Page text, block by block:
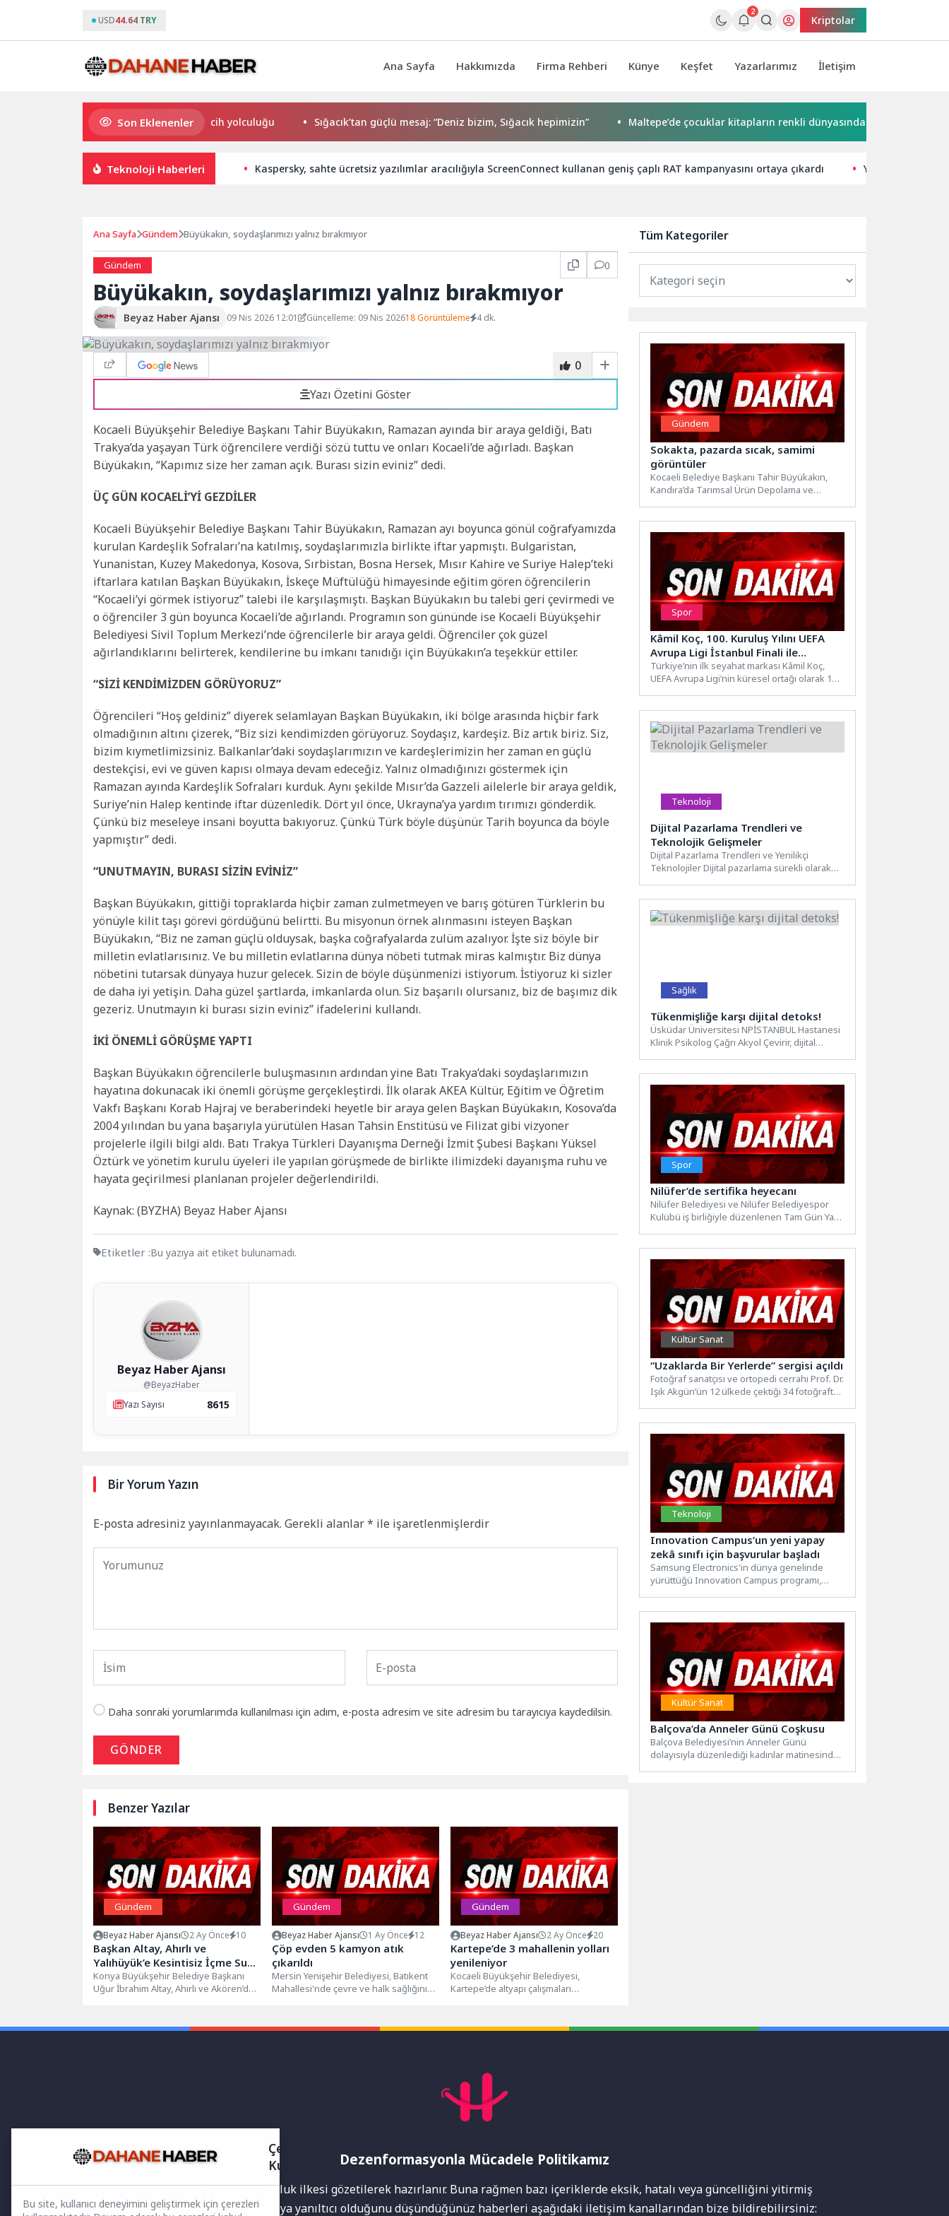
USD44.64 TRY
2
Kriptolar
Ana Sayfa Hakkımızda Firma Rehberi Künye Keşfet Yazarlarımız İletişim
Son Eklenenler
Mersin’den Kemer’e uzanan tercih yolculuğu Sığacık’tan güçlü mesaj: “Deniz bizim, Sığacık hepimizin” Maltepe’de çocuklar kitapların renkli dünyasında buluştu
Teknoloji Haberleri Kaspersky, sahte ücretsiz yazılımlar aracılığıyla ScreenConnect kullanan geniş çaplı RAT kampanyasını ortaya çıkardı Yerel İşletmeler
Ana Sayfa Gündem Büyükakın, soydaşlarımızı yalnız bırakmıyor
Gündem 0
Büyükakın, soydaşlarımızı yalnız bırakmıyor
Beyaz Haber Ajansı 09 Nis 2026 12:01 Güncelleme: 09 Nis 202618 Görüntüleme 4 dk.
0
Yazı Özetini Göster
Kocaeli Büyükşehir Belediye Başkanı Tahir Büyükakın, Ramazan ayında bir araya geldiği, Batı
Trakya’da yaşayan Türk öğrencilere verdiği sözü tuttu ve onları Kocaeli’de ağırladı. Başkan
Büyükakın, “Kapımız size her zaman açık. Burası sizin eviniz” dedi.
ÜÇ GÜN KOCAELİ’Yİ GEZDİLER
Kocaeli Büyükşehir Belediye Başkanı Tahir Büyükakın, Ramazan ayı boyunca gönül coğrafyamızda
kurulan Kardeşlik Sofraları’na katılmış, soydaşlarımızla birlikte iftar yapmıştı. Bulgaristan,
Yunanistan, Kuzey Makedonya, Kosova, Sırbistan, Bosna Hersek, Mısır Kahire ve Suriye Halep’teki
iftarlara katılan Başkan Büyükakın, İskeçe Müftülüğü himayesinde eğitim gören öğrencilerin
“Kocaeli’yi görmek istiyoruz” talebi ile karşılaşmıştı. Başkan Büyükakın bu talebi geri çevirmedi ve
o öğrenciler 3 gün boyunca Kocaeli’de ağırlandı. Programın son gününde ise Kocaeli Büyükşehir
Belediyesi Sivil Toplum Merkezi’nde öğrencilerle bir araya geldi. Öğrenciler çok güzel
ağırlandıklarını belirterek, kendilerine bu imkanı tanıdığı için Büyükakın’a teşekkür ettiler.
“SİZİ KENDİMİZDEN GÖRÜYORUZ”
Öğrencileri “Hoş geldiniz” diyerek selamlayan Başkan Büyükakın, iki bölge arasında hiçbir fark
olmadığının altını çizerek, “Biz sizi kendimizden görüyoruz. Soydaşız, kardeşiz. Biz artık biriz. Siz,
bizim kıymetlimizsiniz. Balkanlar’daki soydaşlarımızın ve kardeşlerimizin her zaman en güçlü
destekçisi, evi ve güven kapısı olmaya devam edeceğiz. Yalnız olmadığınızı göstermek için
Ramazan ayında Kardeşlik Sofraları kurduk. Aynı şekilde Mısır’da Gazzeli ailelerle bir araya geldik,
Suriye’nin Halep kentinde iftar düzenledik. Dört yıl önce, Ukrayna’ya yardım tırımızı gönderdik.
Çünkü biz meseleye insani boyutta bakıyoruz. Çünkü Türk böyle düşünür. Tarih boyunca da böyle
yapmıştır” dedi.
“UNUTMAYIN, BURASI SİZİN EVİNİZ”
Başkan Büyükakın, gittiği topraklarda hiçbir zaman zulmetmeyen ve barış götüren Türklerin bu
yönüyle kilit taşı görevi gördüğünü belirtti. Bu misyonun örnek alınmasını isteyen Başkan
Büyükakın, “Biz ne zaman güçlü olduysak, başka coğrafyalarda zulüm azalıyor. İşte siz böyle bir
milletin evlatlarısınız. Ve bu milletin evlatlarına dünya nöbeti tutmak miras kalmıştır. Biz dünya
nöbetini tutarsak dünyaya huzur gelecek. Sizin de böyle düşünmenizi istiyorum. İstiyoruz ki sizler
de daha iyi yetişin. Daha güzel şartlarda, imkanlarda olun. Siz başarılı olursanız, biz de başımız dik
gezeriz. Unutmayın ki burası sizin eviniz” ifadelerini kullandı.
İKİ ÖNEMLİ GÖRÜŞME YAPTI
Başkan Büyükakın öğrencilerle buluşmasının ardından yine Batı Trakya’daki soydaşlarımızın
hayatına dokunacak iki önemli görüşme gerçekleştirdi. İlk olarak AKEA Kültür, Eğitim ve Öğretim
Vakfı Başkanı Korab Hajraj ve beraberindeki heyetle bir araya gelen Başkan Büyükakın, Kosova’da
2004 yılından bu yana başarıyla yürütülen Hasan Tahsin Enstitüsü ve Filizat gibi vizyoner
projelerle ilgili bilgi aldı. Batı Trakya Türkleri Dayanışma Derneği İzmit Şubesi Başkanı Yüksel
Öztürk ve yönetim kurulu üyeleri ile yapılan görüşmede de birlikte ilimizdeki dayanışma ruhu ve
hayata geçirilmesi planlanan projeler değerlendirildi.
Kaynak: (BYZHA) Beyaz Haber Ajansı
Etiketler :Bu yazıya ait etiket bulunamadı.
Beyaz Haber Ajansı
@BeyazHaber
Yazı Sayısı
8615
Bir Yorum Yazın
E-posta adresiniz yayınlanmayacak. Gerekli alanlar* ile işaretlenmişlerdir
Daha sonraki yorumlarımda kullanılması için adım, e-posta adresim ve site adresim bu tarayıcıya kaydedilsin.
GÖNDER
Benzer Yazılar
Gündem
Beyaz Haber Ajansı 2 Ay Önce 10
Başkan Altay, Ahırlı ve
Yalıhüyük’e Kesintisiz İçme Suyu
Sağlayacak 290 Milyon Liralık
Projeyi Başlattı
Konya Büyükşehir Belediye Başkanı
Uğur İbrahim Altay, Ahırlı ve Akören’de
Gündem
Beyaz Haber Ajansı 1 Ay Önce 12
Çöp evden 5 kamyon atık
çıkarıldı
Mersin Yenişehir Belediyesi, Batıkent
Mahallesi'nde çevre ve halk sağlığını
Gündem
Beyaz Haber Ajansı 2 Ay Önce 20
Kartepe’de 3 mahallenin yolları
yenileniyor
Kocaeli Büyükşehir Belediyesi,
Kartepe’de altyapı çalışmaları
İstasyon, Çepni...
Tüm Kategoriler
Gündem
Sokakta, pazarda sıcak, samimi
görüntüler
Kocaeli Belediye Başkanı Tahir Büyükakın,
Kandıra’da Tarımsal Ürün Depolama ve
Spor
Kâmil Koç, 100. Kuruluş Yılını UEFA
Avrupa Ligi İstanbul Finali ile
Taçlandırdı
Türkiye’nin ilk seyahat markası Kâmil Koç,
UEFA Avrupa Ligi’nin küresel ortağı olarak 100.
Teknoloji
Dijital Pazarlama Trendleri ve
Teknolojik Gelişmeler
Dijital Pazarlama Trendleri ve Yenilikçi
Teknolojiler Dijital pazarlama sürekli olarak
Sağlık
Tükenmişliğe karşı dijital detoks!
Üsküdar Üniversitesi NPİSTANBUL Hastanesi
Klinik Psikolog Çağrı Akyol Çevirir, dijital
Spor
Nilüfer’de sertifika heyecanı
Nilüfer Belediyesi ve Nilüfer Belediyespor
Kulübü iş birliğiyle düzenlenen Tam Gün Yaz
Kültür Sanat
“Uzaklarda Bir Yerlerde” sergisi açıldı
Fotoğraf sanatçısı ve ortopedi cerrahı Prof. Dr.
Işık Akgün’ün 12 ülkede çektiği 34 fotoğraftan
Teknoloji
Innovation Campus’un yeni yapay
zekâ sınıfı için başvurular başladı
Samsung Electronics'in dünya genelinde
yürüttüğü Innovation Campus programı,
Kültür Sanat
Balçova’da Anneler Günü Coşkusu
Balçova Belediyesi’nin Anneler Günü
dolayısıyla düzenlediği kadınlar matinesinde
Dezenformasyonla Mücadele Politikamız
Yayınlanan haberler doğruluk ilkesi gözetilerek hazırlanır. Buna rağmen bazı içeriklerde eksik, hatalı veya güncelliğini yitirmiş
bilgiler bulunabilir.Yanlış veya yanıltıcı olduğunu düşündüğünüz haberleri aşağıdaki iletişim kanallarından bize bildirebilirsiniz:
Çerez
Kullanımı
Bu site, kullanıcı deneyimini geliştirmek için çerezleri